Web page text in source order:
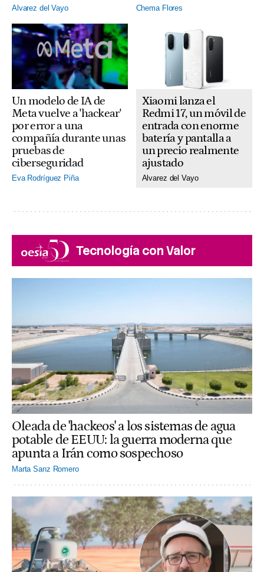
Alvarez del Vayo Chema Flores
Un modelo de IA de
Meta vuelve a 'hackear'
por error a una
compañía durante unas
pruebas de
ciberseguridad
Eva Rodríguez Piña
Xiaomi lanza el
Redmi 17, un móvil de
entrada con enorme
batería y pantalla a
un precio realmente
ajustado
Alvarez del Vayo
Tecnología con Valor
Oleada de 'hackeos' a los sistemas de agua
potable de EEUU: la guerra moderna que
apunta a Irán como sospechoso
Marta Sanz Romero